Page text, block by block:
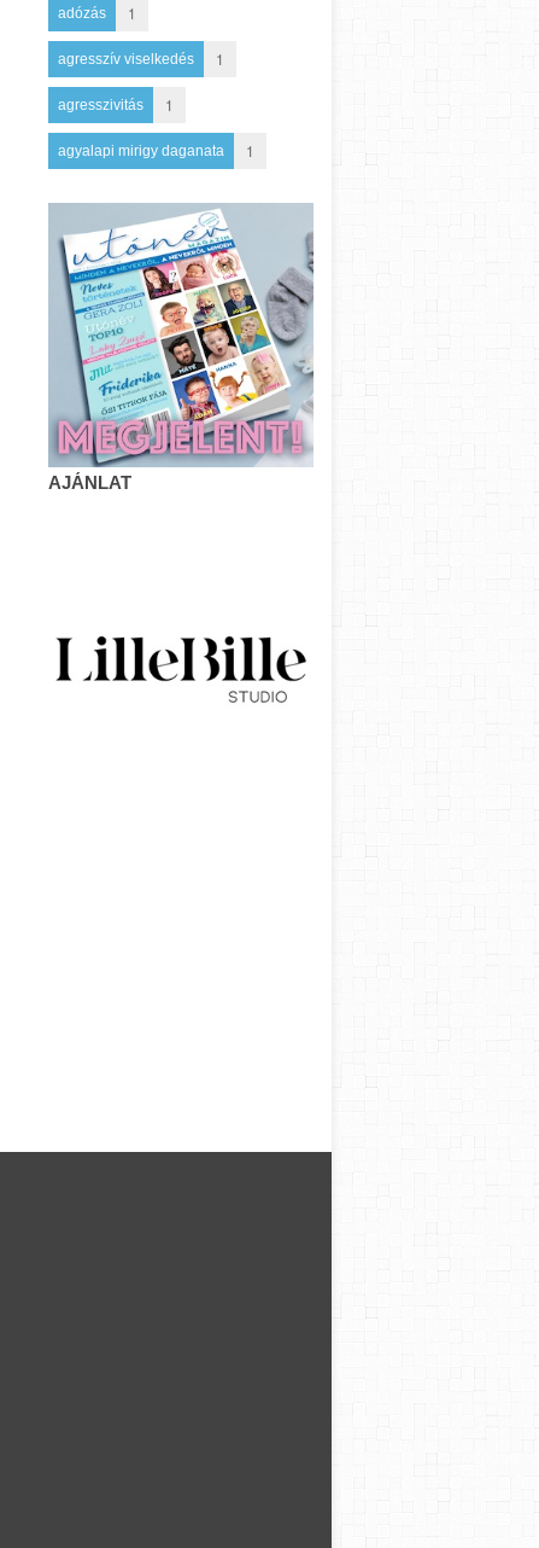
adózás 1
agresszív viselkedés 1
agresszivitás 1
agyalapi mirigy daganata 1
AJÁNLAT